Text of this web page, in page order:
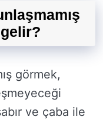
görmek,
ve çaba ile